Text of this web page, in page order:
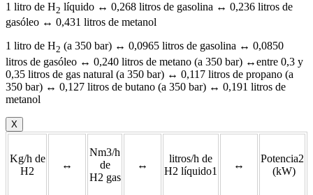
1 litro de H2 líquido ↔ 0,268 litros de gasolina ↔ 0,236 litros de
gasóleo ↔ 0,431 litros de metanol
1 litro de H2 (a 350 bar) ↔ 0,0965 litros de gasolina ↔ 0,0850
litros de gasóleo ↔ 0,240 litros de metano (a 350 bar) ↔entre 0,3 y
0,35 litros de gas natural (a 350 bar) ↔ 0,117 litros de propano (a
350 bar) ↔ 0,127 litros de butano (a 350 bar) ↔ 0,191 litros de
metanol
X
Kg/h de
H2
↔
Nm3/h
de
H2 gas
↔
litros/h de
H2 líquido1
↔
Potencia2
(kW)